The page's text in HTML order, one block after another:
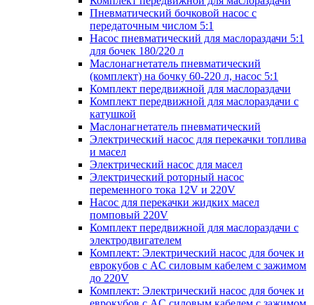
Пневматический бочковой насос с
передаточным числом 5:1
Насос пневматический для маслораздачи 5:1
для бочек 180/220 л
Маслонагнетатель пневматический
(комплект) на бочку 60-220 л, насос 5:1
Комплект передвижной для маслораздачи
Комплект передвижной для маслораздачи с
катушкой
Маслонагнетатель пневматический
Электрический насос для перекачки топлива
и масел
Электрический насос для масел
Электрический роторный насос
переменного тока 12V и 220V
Насос для перекачки жидких масел
помповый 220V
Комплект передвижной для маслораздачи с
электродвигателем
Комплект: Электрический насос для бочек и
еврокубов с AC силовым кабелем с зажимом
до 220V
Комплект: Электрический насос для бочек и